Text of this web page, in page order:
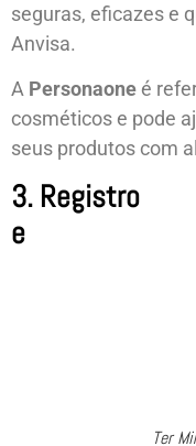
seguras, eficazes e
Anvisa.
A Personaone é
cosméticos e pode
seus produtos com
Ter
3. Registro
e